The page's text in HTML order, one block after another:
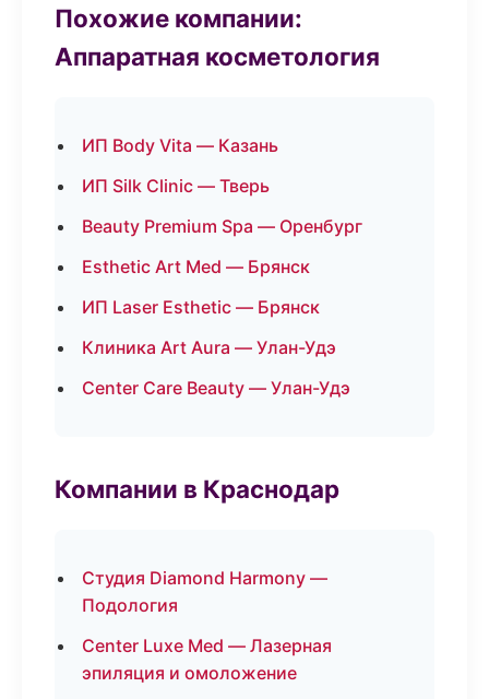
Похожие компании:
Аппаратная косметология
ИП Body Vita — Казань
ИП Silk Clinic — Тверь
Beauty Premium Spa — Оренбург
Esthetic Art Med — Брянск
ИП Laser Esthetic — Брянск
Клиника Art Aura — Улан-Удэ
Center Care Beauty — Улан-Удэ
Компании в Краснодар
Студия Diamond Harmony —
Подология
Center Luxe Med — Лазерная
эпиляция и омоложение